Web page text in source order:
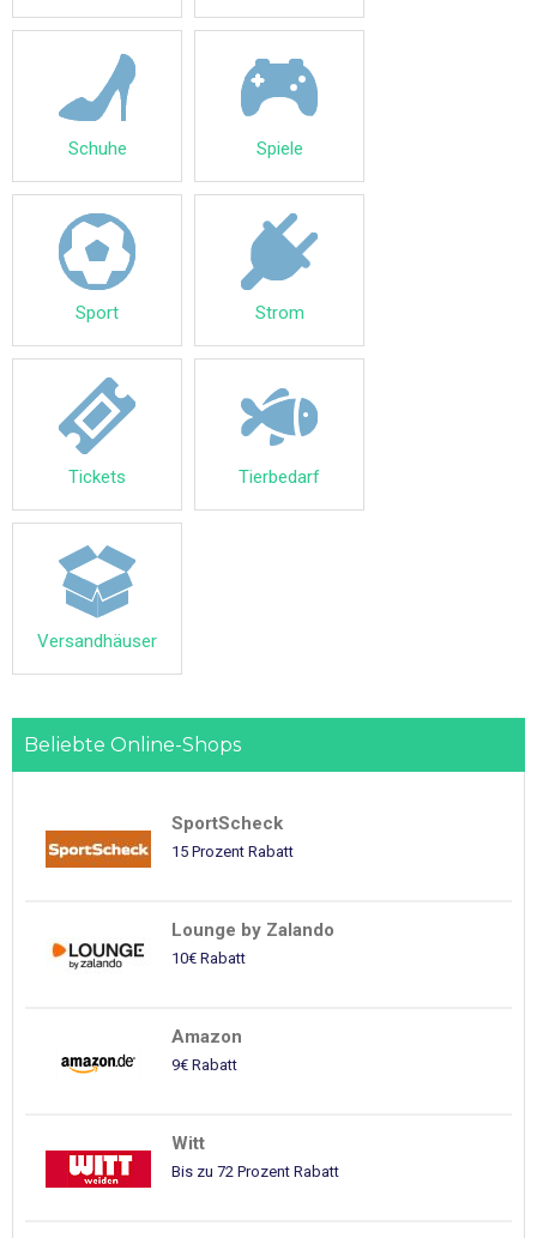
Schuhe Spiele
Sport Strom
Tickets Tierbedarf
Versandhäuser
Beliebte Online-Shops
SportScheck
15 Prozent Rabatt
Lounge by Zalando
10€ Rabatt
Amazon
9€ Rabatt
Witt
Bis zu 72 Prozent Rabatt